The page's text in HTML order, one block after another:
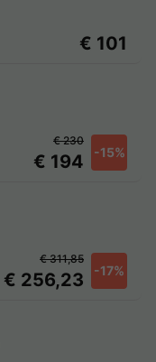
€ 101
€ 194 -15%
€ 230
€ 256,23 -17%
€ 311,85